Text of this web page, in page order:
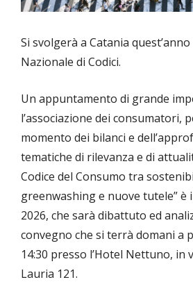
Si svolgerà a Catania
Nazionale di Codici.
Un appuntamento di grande
l’associazione dei consumatori,
momento dei bilanci e
tematiche di rilevanza e di
Codice del Consumo tra
greenwashing e nuove tutele” è
2026, che sarà dibattuto ed
convegno che si terrà domani a
14:30 presso l’Hotel Nettuno, in
Lauria 121.